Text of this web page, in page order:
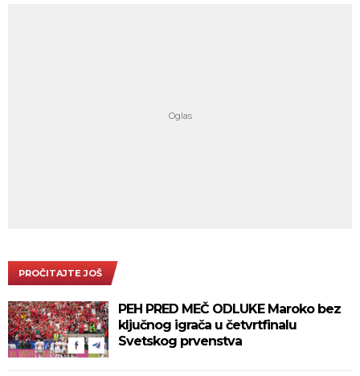
PROČITAJTE JOŠ
PEH PRED MEČ ODLUKE Maroko bez
ključnog igrača u četvrtfinalu
Svetskog prvenstva